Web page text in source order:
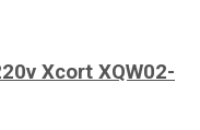
Xcort XQW02-